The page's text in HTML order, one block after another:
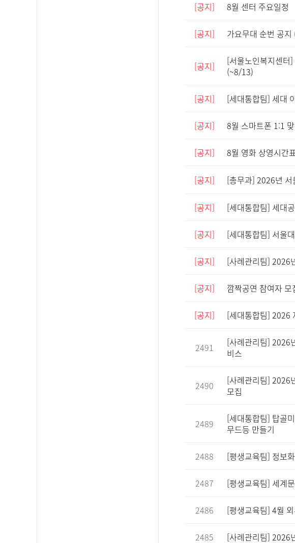
[공지] 8월 센터 주요일정
[공지] 가요무대 순번 공
[공지]
[서울노인복지센터
(~8/13)
[공지] [세대통합팀] 세대
[공지] 8월 스마트폰 1:1
[공지] 8월 영화 상영시간
[공지] [총무과] 2026년 서
[공지] [세대통합팀] 세대
[공지] [세대통합팀] 서울
[공지] [사례관리팀] 2026
[공지] 깜짝공연 참여자 모
[공지] [세대통합팀] 2026
2491
[사례관리팀] 2026
비스
2490
[사례관리팀] 2026
모집
2489
[세대통합팀] 탑골
무드등 만들기
2488 [평생교육팀] 정보
2487 [평생교육팀] 세계
2486 [평생교육팀] 4월
2485 [사례관리팀] 2026